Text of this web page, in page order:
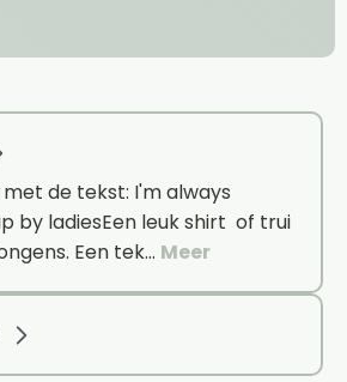
de tekst: I'm always
by ladiesEen leuk shirt of trui
Een tek… Meer